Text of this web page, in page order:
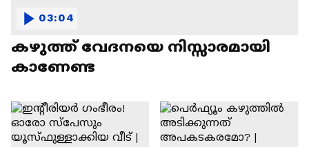
കഴുത്ത് വേദനയെ നിസ്സാരമായി
കാണേണ്ട
03:04